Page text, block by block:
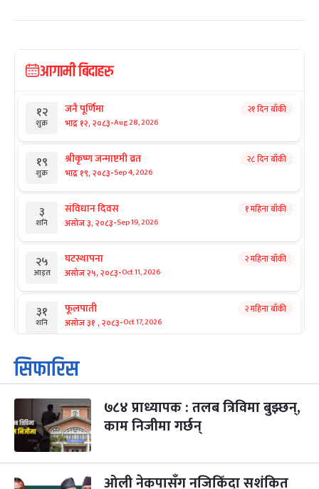
आगामी बिदाहरु
१२
शुक्र
जनै पूर्णिमा
भाद्र १२, २०८३-Aug 28, 2026
२१ दिन बाँकी
१९
शुक्र
श्रीकृष्ण जन्माष्टमी व्रत
भाद्र १९, २०८३-Sep 4, 2026
२८ दिन बाँकी
३
शनि
संविधान दिवस
असोज ३, २०८३-Sep 19, 2026
१ महिना बाँकी
२५
आइत
घटस्थापना
असोज २५, २०८३-Oct 11, 2026
२ महिना बाँकी
३१
शनि
फूलपाती
असोज ३१ , २०८३-Oct 17, 2026
२ महिना बाँकी
१
आइत
कार्तिक सङ्क्रान्ति
कार्तिक १, २०८३
३
मंगल
महानवमी
कार्तिक ३, २०८३-Oct 20, 2026
२ महिना बाँकी
४
कार्तिक ४, २०८३ Oct 21, 2026
सिफारिस
७८४ प्राध्यापक : तलब त्रिविमा बुझ्छन्,
काम निजीमा गर्छन्
ओली नेकपासँग नजिकिँदा सशंकित